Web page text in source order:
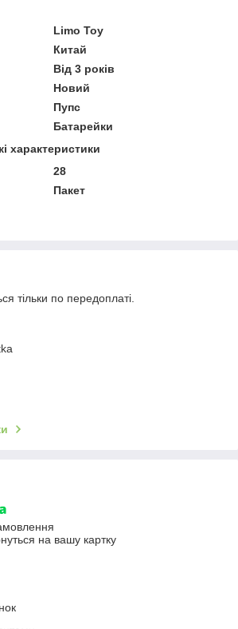
Limo Toy
Китай
Від 3 років
Новий
Пупс
Батарейки
характеристики
28
Пакет
тільки по передоплаті.
на вашу картку